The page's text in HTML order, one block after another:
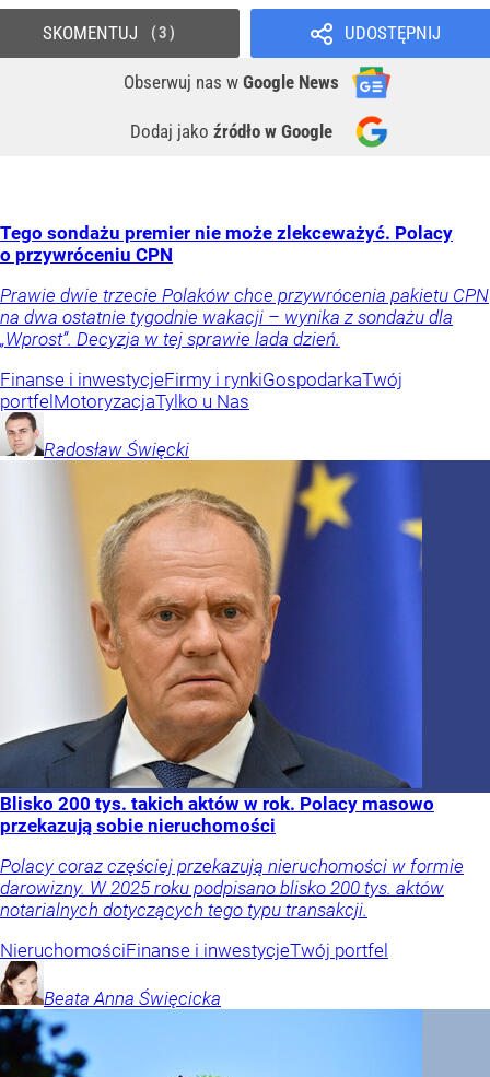
UDOSTĘPNIJ
Obserwuj nas w Google News
Dodaj jako źródło w Google
SKOMENTUJ 3
Tego sondażu premier nie może zlekceważyć. Polacy
o przywróceniu CPN
Prawie dwie trzecie Polaków chce przywrócenia pakietu CPN
na dwa ostatnie tygodnie wakacji – wynika z sondażu dla
„Wprost”. Decyzja w tej sprawie lada dzień.
Finanse i inwestycjeFirmy i rynkiGospodarkaTwój
portfelMotoryzacjaTylko u Nas
Radosław Święcki
Blisko 200 tys. takich aktów w rok. Polacy masowo
przekazują sobie nieruchomości
Polacy coraz częściej przekazują nieruchomości w formie
darowizny. W 2025 roku podpisano blisko 200 tys. aktów
notarialnych dotyczących tego typu transakcji.
NieruchomościFinanse i inwestycjeTwój portfel
Beata Anna Święcicka